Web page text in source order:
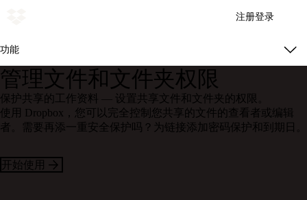
注册登录
功能
管理文件和文件夹权限
保护共享的工作资料 — 设置共享文件和文件夹的权限。
使用 Dropbox，您可以完全控制您共享的文件的查看者或编辑
者。需要再添一重安全保护吗？为链接添加密码保护和到期日。
开始使用